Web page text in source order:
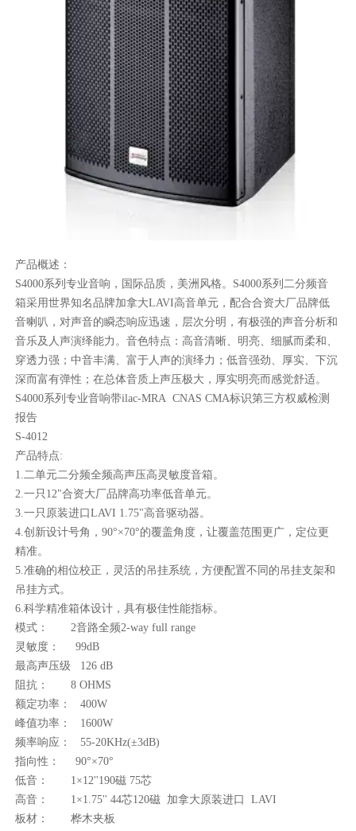
产品概述：
S4000系列专业音响，国际品质，美洲风格。S4000系列二分频音
箱采用世界知名品牌加拿大LAVI高音单元，配合合资大厂品牌低
音喇叭，对声音的瞬态响应迅速，层次分明，有极强的声音分析和
音乐及人声演绎能力。音色特点：高音清晰、明亮、细腻而柔和、
穿透力强；中音丰满、富于人声的演绎力；低音强劲、厚实、下沉
深而富有弹性；在总体音质上声压极大，厚实明亮而感觉舒适。
S4000系列专业音响带ilac-MRA CNAS CMA标识第三方权威检测
报告
S-4012
产品特点:
1.二单元二分频全频高声压高灵敏度音箱。
2.一只12"合资大厂品牌高功率低音单元。
3.一只原装进口LAVI 1.75"高音驱动器。
4.创新设计号角，90°×70°的覆盖角度，让覆盖范围更广，定位更
精准。
5.准确的相位校正，灵活的吊挂系统，方便配置不同的吊挂支架和
吊挂方式。
6.科学精准箱体设计，具有极佳性能指标。
模式： 2音路全频2-way full range
灵敏度： 99dB
最高声压级 126 dB
阻抗： 8 OHMS
额定功率： 400W
峰值功率： 1600W
频率响应： 55-20KHz(±3dB)
指向性： 90°×70°
低音： 1×12''190磁 75芯
高音： 1×1.75'' 44芯120磁 加拿大原装进口 LAVI
板材： 桦木夹板